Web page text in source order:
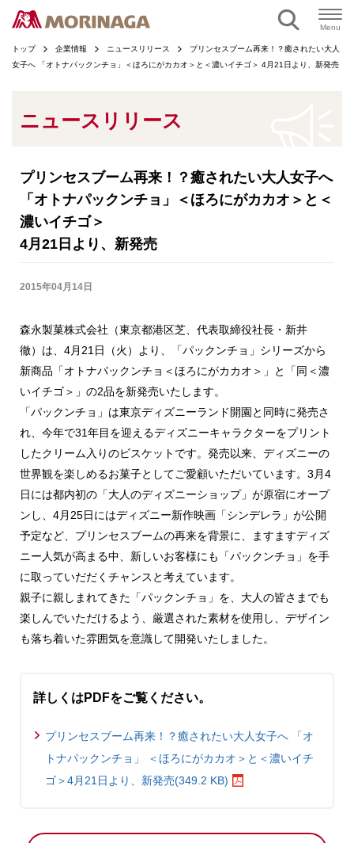
Menu
トップ 企業情報 ニュースリリース
プリンセスブーム再来！？癒されたい大人
女子へ 「オトナパックンチョ」＜ほろにがカカオ＞と＜濃いイチゴ＞ 4月21日より、新発売
ニュースリリース
プリンセスブーム再来！？癒されたい大人女子へ
「オトナパックンチョ」＜ほろにがカカオ＞と＜
濃いイチゴ＞
4月21日より、新発売
2015年04月14日
森永製菓株式会社（東京都港区芝、代表取締役社長・新井
徹）は、4月21日（火）より、「パックンチョ」シリーズから
新商品「オトナパックンチョ＜ほろにがカカオ＞」と「同＜濃
いイチゴ＞」の2品を新発売いたします。
「パックンチョ」は東京ディズニーランド開園と同時に発売さ
れ、今年で31年目を迎えるディズニーキャラクターをプリント
したクリーム入りのビスケットです。発売以来、ディズニーの
世界観を楽しめるお菓子としてご愛顧いただいています。3月4
日には都内初の「大人のディズニーショップ」が原宿にオープ
ンし、4月25日にはディズニー新作映画「シンデレラ」が公開
予定など、プリンセスブームの再来を背景に、ますますディズ
ニー人気が高まる中、新しいお客様にも「パックンチョ」を手
に取っていだだくチャンスと考えています。
親子に親しまれてきた「パックンチョ」を、大人の皆さまでも
楽しんでいただけるよう、厳選された素材を使用し、デザイン
も落ち着いた雰囲気を意識して開発いたしました。
詳しくはPDFをご覧ください。
プリンセスブーム再来！？癒されたい大人女子へ 「オ
トナパックンチョ」 ＜ほろにがカカオ＞と＜濃いイチ
ゴ＞4月21日より、新発売(349.2 KB)